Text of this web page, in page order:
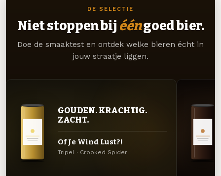
DE SELECTIE
Niet stoppen bij ééngoed bier.
Doe de smaaktest en ontdek welke bieren écht in
jouw straatje liggen.
GOUDEN. KRACHTIG.
ZACHT.
Of Je Wind Lust?!
Tripel · Crooked Spider